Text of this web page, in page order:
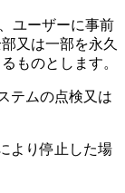
ユーザーに事前
又は一部を永久
ものとします。
テムの点検又は
より停止した場